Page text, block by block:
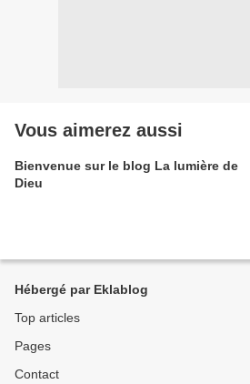
Vous aimerez aussi
Bienvenue sur le blog La lumière de
Dieu
Hébergé par Eklablog
Top articles
Pages
Contact